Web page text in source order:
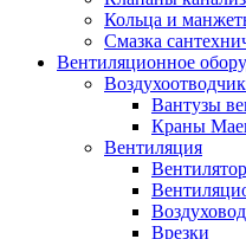
Кольца и
Смазка
Вентиляционное
Вантузы
Краны
Вентиляция
Врезки